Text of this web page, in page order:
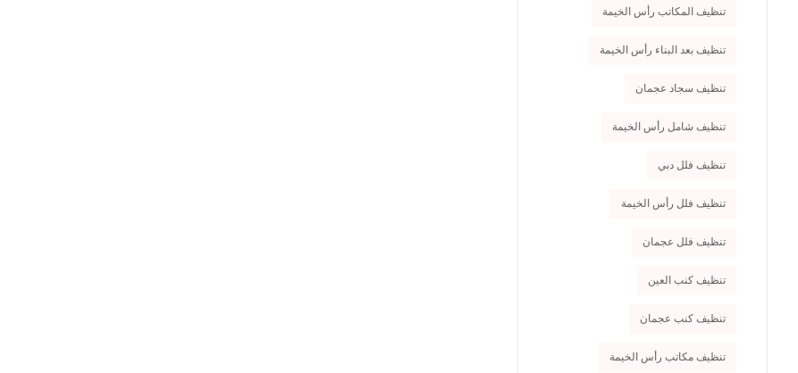
تنظيف المكاتب رأس الخيمة
تنظيف بعد البناء رأس الخيمة
تنظيف سجاد عجمان
تنظيف شامل رأس الخيمة
تنظيف فلل دبي
تنظيف فلل رأس الخيمة
تنظيف فلل عجمان
تنظيف كنب العين
تنظيف كنب عجمان
تنظيف مكاتب رأس الخيمة